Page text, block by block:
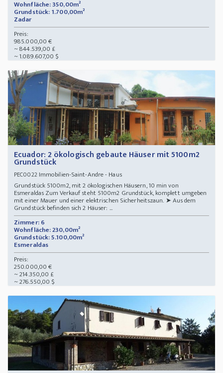
Wohnfläche: 350,00m²
Grundstück: 1.700,00m²
Zadar
Preis:
985.000,00 €
~ 844.539,00 £
~ 1.089.607,00 $
Ecuador: 2 ökologisch gebaute Häuser mit 5100m2
Grundstück
PEC0022Immobilien-Saint-Andre - Haus
Grundstück 5100m2, mit 2 ökologischen Häusern, 10 min von
Esmeraldas Zum Verkauf steht 5100m2 Grundstück, komplett umgeben
mit einer Mauer und einer elektrischen Sicherheitszaun. ➤ Aus dem
Grundstück befinden sich 2 Häuser: ...
Zimmer: 6
Wohnfläche: 230,00m²
Grundstück: 5.100,00m²
Esmeraldas
Preis:
250.000,00 €
~ 214.350,00 £
~ 276.550,00 $